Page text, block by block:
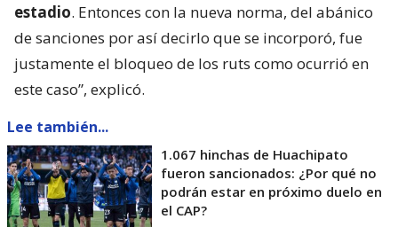
estadio. Entonces con la nueva norma, del abánico
de sanciones por así decirlo que se incorporó, fue
justamente el bloqueo de los ruts como ocurrió en
este caso”, explicó.
Lee también...
1.067 hinchas de Huachipato
fueron sancionados: ¿Por qué no
podrán estar en próximo duelo en
el CAP?